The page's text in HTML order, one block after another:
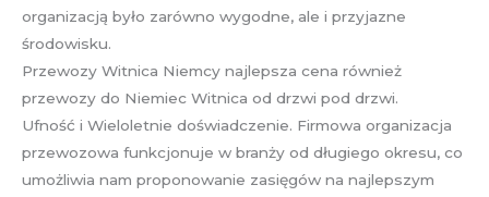
organizacją było zarówno wygodne, ale i przyjazne
środowisku.
Przewozy Witnica Niemcy najlepsza cena również
przewozy do Niemiec Witnica od drzwi pod drzwi.
Ufność i Wieloletnie doświadczenie. Firmowa organizacja
przewozowa funkcjonuje w branży od długiego okresu, co
umożliwia nam proponowanie zasięgów na najlepszym